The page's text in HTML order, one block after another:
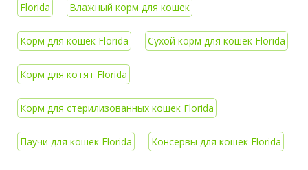
Florida Влажный корм для кошек
Корм для кошек Florida Сухой корм для кошек Florida
Корм для котят Florida
Корм для стерилизованных кошек Florida
Паучи для кошек Florida Консервы для кошек Florida